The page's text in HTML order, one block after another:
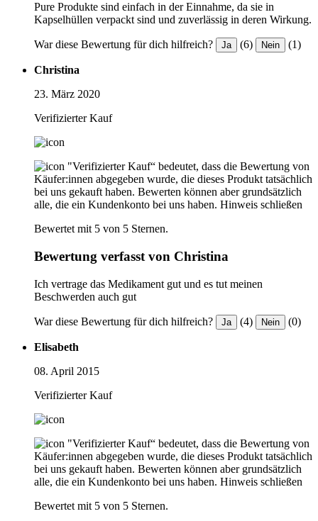
Pure Produkte sind einfach in der Einnahme, da sie in
Kapselhüllen verpackt sind und zuverlässig in deren Wirkung.
War diese Bewertung für dich hilfreich? Ja (6) Nein (1)
Christina
23. März 2020
Verifizierter Kauf
"Verifizierter Kauf“ bedeutet, dass die Bewertung von
Käufer:innen abgegeben wurde, die dieses Produkt tatsächlich
bei uns gekauft haben. Bewerten können aber grundsätzlich
alle, die ein Kundenkonto bei uns haben. Hinweis schließen
Bewertet mit 5 von 5 Sternen.
Bewertung verfasst von Christina
Ich vertrage das Medikament gut und es tut meinen
Beschwerden auch gut
War diese Bewertung für dich hilfreich? Ja (4) Nein (0)
Elisabeth
08. April 2015
Verifizierter Kauf
"Verifizierter Kauf“ bedeutet, dass die Bewertung von
Käufer:innen abgegeben wurde, die dieses Produkt tatsächlich
bei uns gekauft haben. Bewerten können aber grundsätzlich
alle, die ein Kundenkonto bei uns haben. Hinweis schließen
Bewertet mit 5 von 5 Sternen.